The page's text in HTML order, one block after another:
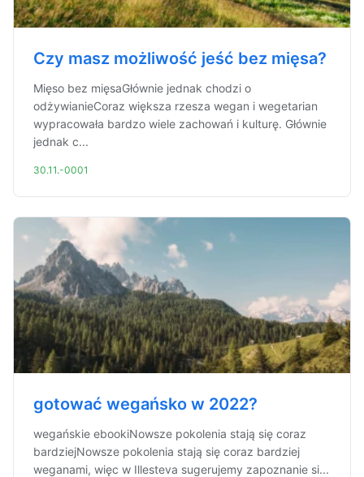
Czy masz możliwość jeść bez mięsa?
Mięso bez mięsaGłównie jednak chodzi o
odżywianieCoraz większa rzesza wegan i wegetarian
wypracowała bardzo wiele zachowań i kulturę. Głównie
jednak c...
30.11.-0001
gotować wegańsko w 2022?
wegańskie ebookiNowsze pokolenia stają się coraz
bardziejNowsze pokolenia stają się coraz bardziej
weganami, więc w Illesteva sugerujemy zapoznanie si...